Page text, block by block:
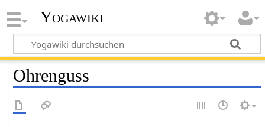
Yogawiki
Ohrenguss